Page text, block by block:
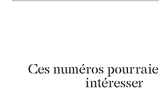
Ces numéros
intéresser